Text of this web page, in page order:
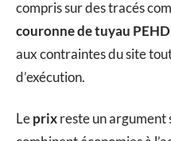
compris sur des tracés
couronne de tuyau PEHD
aux contraintes du site
d’exécution.
Leprixreste un argument